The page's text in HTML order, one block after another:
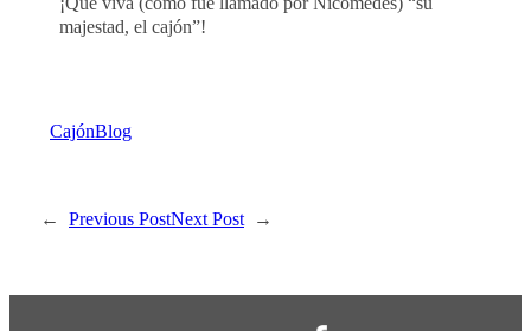
majestad, el cajón”!
CajónBlog
← Previous PostNext Post →